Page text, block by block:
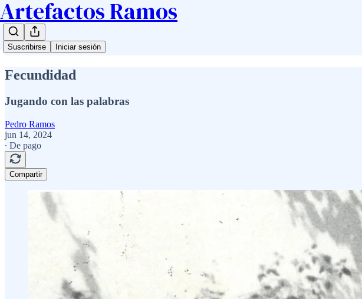
Artefactos Ramos
Suscribirse Iniciar sesión
Fecundidad
Jugando con las palabras
Pedro Ramos
jun 14, 2024
∙ De pago
Compartir